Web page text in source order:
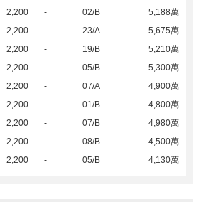
2,200 - 02/B
5,188萬
2,200 - 23/A
5,675萬
2,200 - 19/B
5,210萬
2,200 - 05/B
5,300萬
2,200 - 07/A
4,900萬
2,200 - 01/B
4,800萬
2,200 - 07/B
4,980萬
2,200 - 08/B
4,500萬
2,200 - 05/B 4,130萬